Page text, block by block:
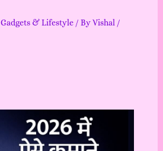
Gadgets & Lifestyle/ ByVishal /